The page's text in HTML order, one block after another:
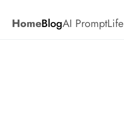
HomeBlogAI PromptLife